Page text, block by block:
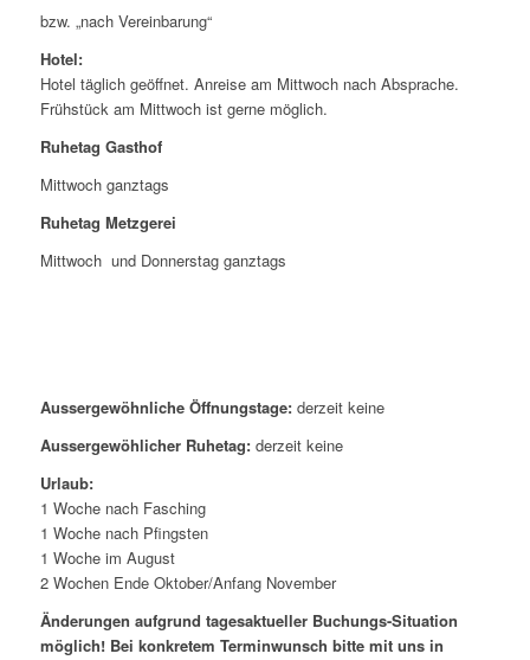
bzw. „nach Vereinbarung“
Hotel:
Hotel täglich geöffnet. Anreise am Mittwoch nach Absprache.
Frühstück am Mittwoch ist gerne möglich.
Ruhetag Gasthof
Mittwoch ganztags
Ruhetag Metzgerei
Mittwoch und Donnerstag ganztags
Aussergewöhnliche Öffnungstage: derzeit keine
Aussergewöhlicher Ruhetag: derzeit keine
Urlaub:
1 Woche nach Fasching
1 Woche nach Pfingsten
1 Woche im August
2 Wochen Ende Oktober/Anfang November
Änderungen aufgrund tagesaktueller Buchungs-Situation
möglich! Bei konkretem Terminwunsch bitte mit uns in